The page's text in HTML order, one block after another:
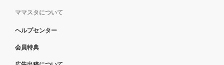
ママスタについて
ヘルプセンター
会員特典